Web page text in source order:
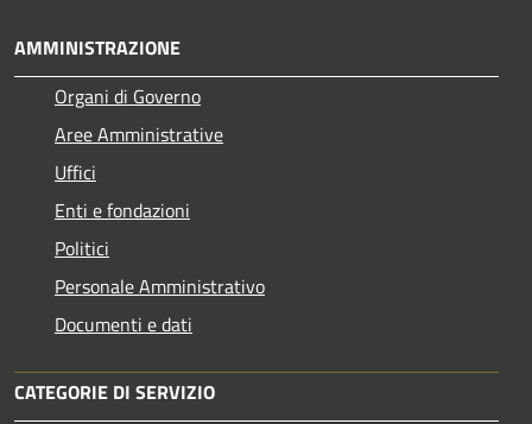
AMMINISTRAZIONE
Organi di Governo
Aree Amministrative
Uffici
Enti e fondazioni
Politici
Personale Amministrativo
Documenti e dati
CATEGORIE DI SERVIZIO